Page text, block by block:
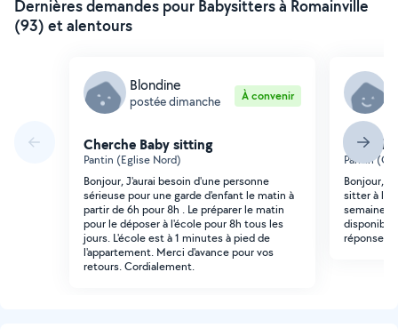
Dernières demandes pour Babysitters à Romainville
(93) et alentours
Blondine
postée dimanche À convenir
Cherche Baby sitting
Pantin (Eglise Nord)
Bonjour, J'aurai besoin d'une personne
sérieuse pour une garde d'enfant le matin à
partir de 6h pour 8h . Le préparer le matin
pour le déposer à l'école pour 8h tous les
jours. L'école est à 1 minutes à pied de
l'appartement. Merci d'avance pour vos
retours. Cordialement.
Pantin
Bonjour,
sitter à la
semaine,
disponible
réponse,